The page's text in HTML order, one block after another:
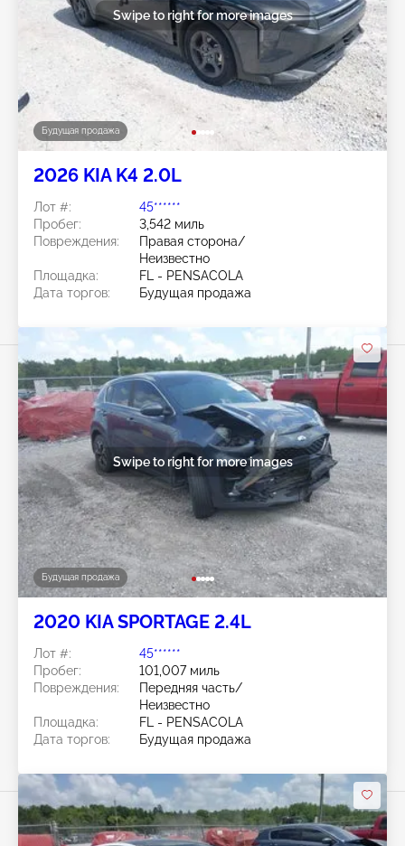
Будущая продажа
Swipe to right for more images
2026 KIA K4 2.0L
Лот #:
45******
Пробег:
3,542 миль
Повреждения:
Правая сторона/
Неизвестно
Площадка:
FL - PENSACOLA
Дата торгов:
Будущая продажа
Будущая продажа
Swipe to right for more images
2020 KIA SPORTAGE 2.4L
Лот #:
45******
Пробег:
101,007 миль
Повреждения:
Передняя часть/
Неизвестно
Площадка:
FL - PENSACOLA
Дата торгов:
Будущая продажа